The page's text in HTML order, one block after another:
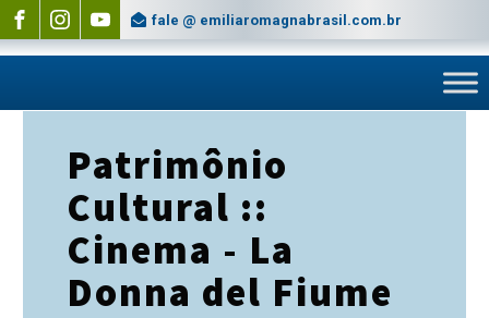
fale @ emiliaromagnabrasil.com.br
Patrimônio
Cultural ::
Cinema - La
Donna del Fiume